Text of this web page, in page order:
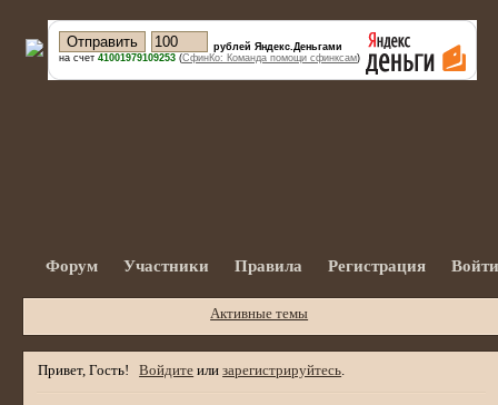
рублей Яндекс.Деньгами
на счет 41001979109253 (СфинКо: Команда помощи сфинксам)
Форум Участники Правила Регистрация
Активные темы
Привет, Гость! Войдите илизарегистрируйтесь.